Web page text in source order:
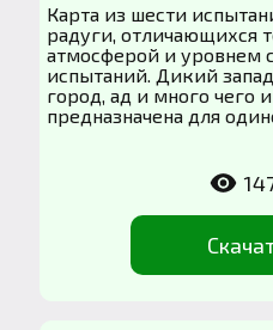
Карта из шести
радуги, отличающихся
атмосферой и уровнем
испытаний. Дикий
город, ад и много чего
предназначена для